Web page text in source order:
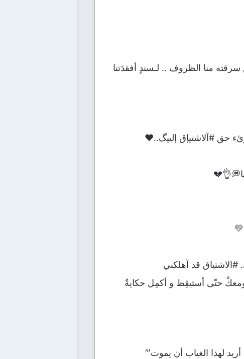
منا الظروف .. لـسندٍ أفقدَتنا
حق #آلاشتيإق إلييگ..❤
قد آهلكني
حتّى أستيقِظ و أكمِل حكايةٌ
لهذا الغياب أن يموت‴